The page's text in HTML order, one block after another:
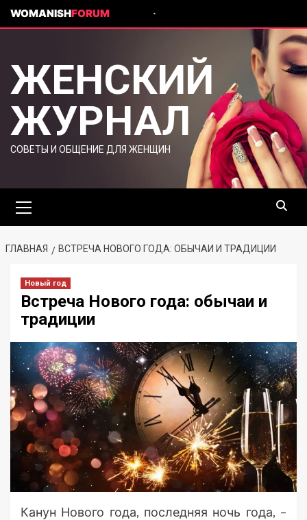
WOMANISHFORUM
ЖЕНСКИЙ
ЖУРНАЛ
СОВЕТЫ И ОБЩЕНИЕ ДЛЯ ЖЕНЩИН
ГЛАВНАЯ ВСТРЕЧА НОВОГО ГОДА: ОБЫЧАИ И ТРАДИЦИИ
Новый год
Встреча Нового года: обычаи и
традиции
Канун Нового года, последняя ночь года, –